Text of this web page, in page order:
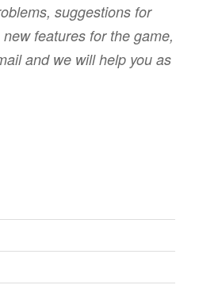
suggestions for
features for the game,
and we will help you as